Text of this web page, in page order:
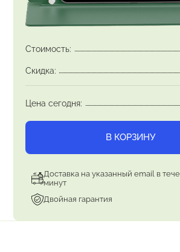
Стоимость:
Скидка:
Цена сегодня:
В КОРЗИНУ
Доставка на указанный email в
минут
Двойная гарантия